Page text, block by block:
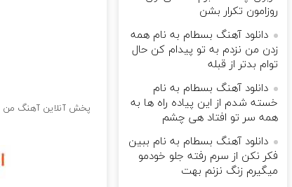
پخش آنلاین آهنگ من
روزامون تکرار بشن
دانلود آهنگ بسطام به نام همه
زدن من نزدم به تو پیدام کن حال
توام بدتر از قبله
دانلود آهنگ بسطام به نام
خسته شدم از این پیاده راه ها به
همه سر تو افتاد هی چشم
دانلود آهنگ بسطام به نام ببین
فکر نکن از سرم رفته جلو خودمو
میگیرم زنگ نزنم بهت